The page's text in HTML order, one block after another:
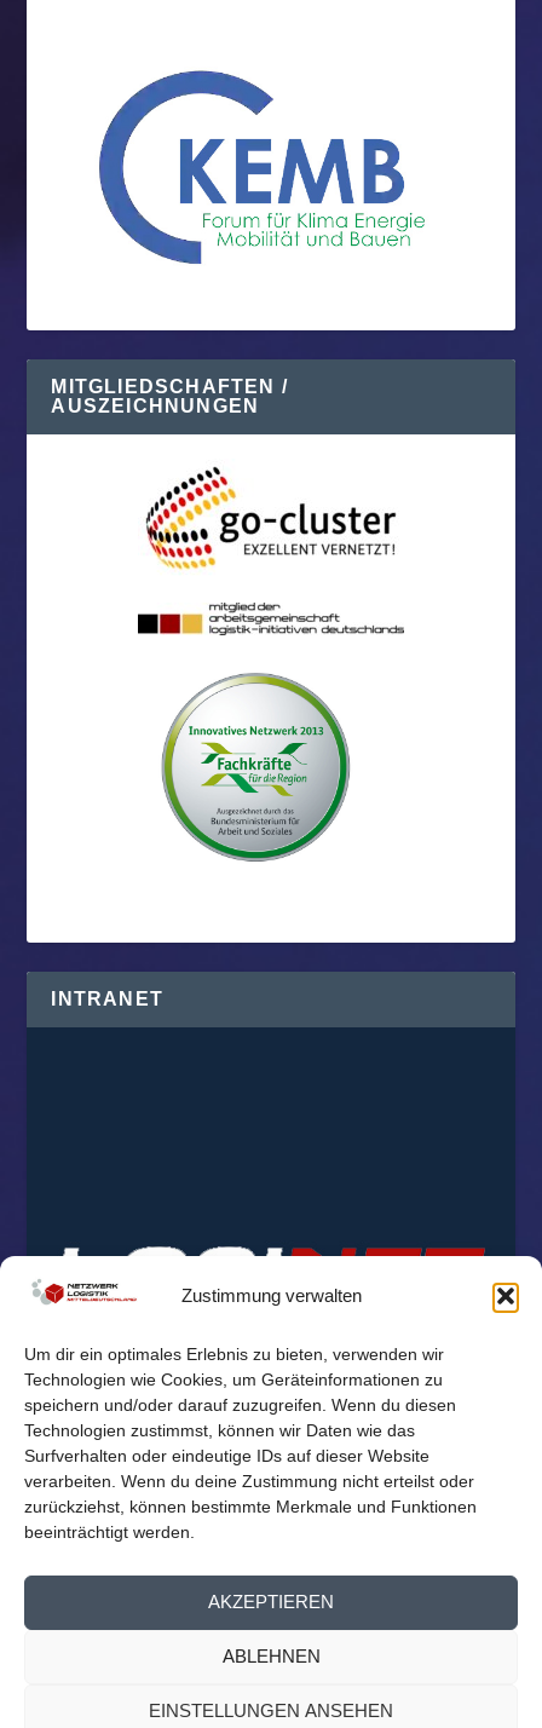
Zustimmung verwalten
Um dir ein optimales Erlebnis zu bieten, verwenden wir
Technologien wie Cookies, um Geräteinformationen zu
speichern und/oder darauf zuzugreifen. Wenn du diesen
Technologien zustimmst, können wir Daten wie das
Surfverhalten oder eindeutige IDs auf dieser Website
verarbeiten. Wenn du deine Zustimmung nicht erteilst oder
zurückziehst, können bestimmte Merkmale und Funktionen
beeinträchtigt werden.
AKZEPTIEREN
ABLEHNEN
EINSTELLUNGEN ANSEHEN
MITGLIEDSCHAFTEN /
AUSZEICHNUNGEN
INTRANET
Reichelt Kommunikationsberatung
Mitglieder Übersicht Kontakt Impressum
Datenschutz
Cookie-Richtlinie (EU)